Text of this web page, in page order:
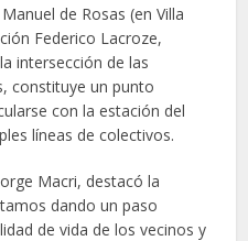
de Rosas (en Villa
Federico Lacroze,
intersección de las
constituye un punto
con la estación del
líneas de colectivos.
Macri, destacó la
dando un paso
de vida de los vecinos y